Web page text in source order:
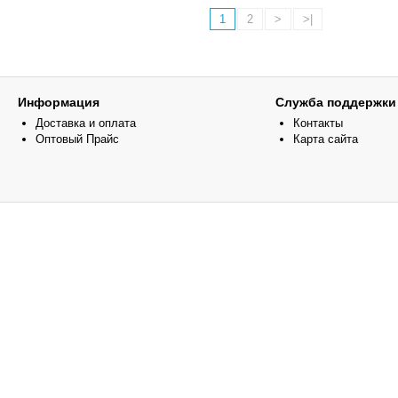
1 2 > >|
Информация
Доставка и оплата
Оптовый Прайс
Служба поддержки
Контакты
Карта сайта